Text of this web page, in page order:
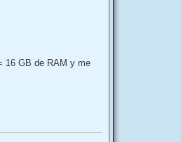
16 GB de RAM y me